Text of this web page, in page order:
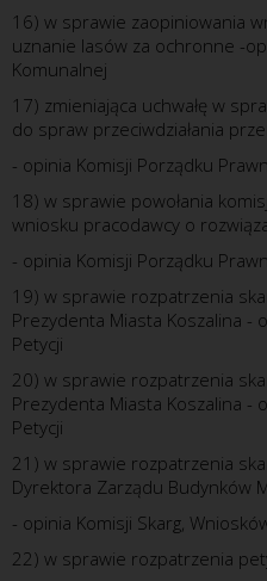
16) w sprawie zaopiniowania
uznanie lasów za ochronne -
Komunalnej
17) zmieniająca uchwałę w
do spraw przeciwdziałania
- opinia Komisji Porządku
18) w sprawie powołania
wniosku pracodawcy o
- opinia Komisji Porządku
19) w sprawie rozpatrzenia
Prezydenta Miasta Koszalina -
Petycji
20) w sprawie rozpatrzenia
Prezydenta Miasta Koszalina -
Petycji
21) w sprawie rozpatrzenia
Dyrektora Zarządu Budynków
- opinia Komisji Skarg,
22) w sprawie rozpatrzenia